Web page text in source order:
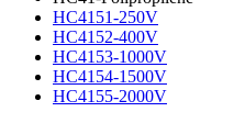
HC4151-250V
HC4152-400V
HC4153-1000V
HC4154-1500V
HC4155-2000V